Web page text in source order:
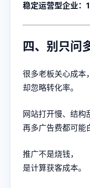
稳定运营型企业：
四、别只问
很多老板关心成本，
却忽略转化率。
网站打开慢、结构
再多广告费都可能
推广不是烧钱，
是计算获客成本。